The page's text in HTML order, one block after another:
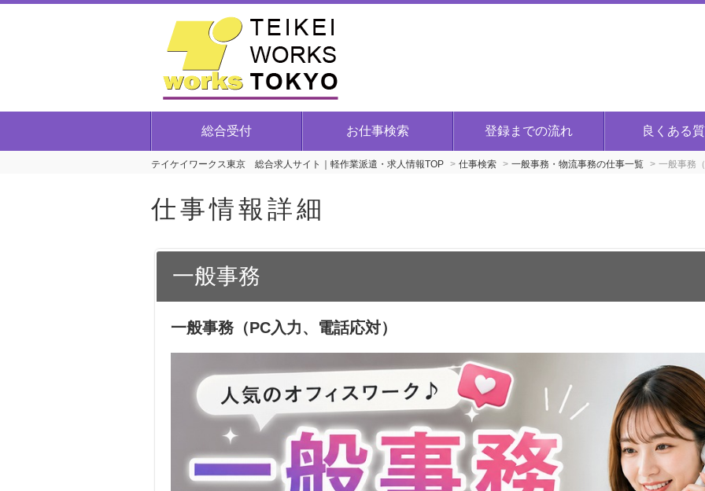
総合受付 お仕事検索 登録までの流れ 良くある
テイケイワークス東京 総合求人サイト｜軽作業派遣・求人情報TOP 仕事検索 一般事務・物流事務の仕事一覧 一般事務
仕事情報詳細
一般事務
一般事務（PC入力、電話応対）